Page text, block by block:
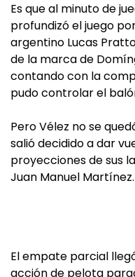
Es que al minuto de
profundizó el juego
argentino Lucas
de la marca de
contando con la
pudo controlar el
Pero Vélez no se
salió decidido a dar
proyecciones de sus
Juan Manuel Martínez.
El empate parcial
acción de pelota